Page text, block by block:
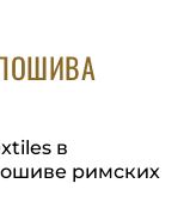
в
римских